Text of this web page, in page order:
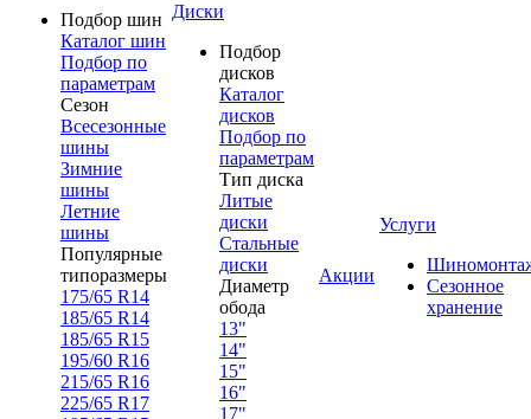
Подбор шин
Каталог шин
Подбор по
параметрам
Сезон
Всесезонные
шины
Зимние
шины
Летние
шины
Популярные
типоразмеры
175/65 R14
185/65 R14
185/65 R15
195/60 R16
215/65 R16
225/65 R17
Диски
Подбор
дисков
Каталог
дисков
Подбор по
параметрам
Тип диска
Литые
диски
Стальные
диски
Диаметр
обода
13"
14"
15"
16"
17"
Акции
Услуги
Сезонное
хранение